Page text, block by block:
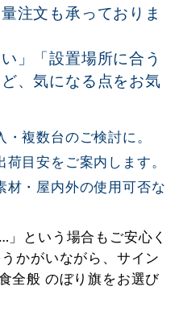
注文も承っておりま
」「設置場所に合う
、気になる点をお気
複数台のご検討に。
目安をご案内します。
材・屋内外の使用可否な
」という場合もご安心く
かがいながら、サイン
全般 のぼり旗をお選び